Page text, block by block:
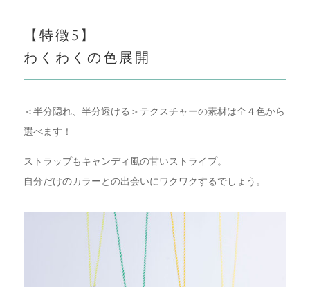
【特徴5】
わくわくの色展開
＜半分隠れ、半分透ける＞テクスチャーの素材は全４色から
選べます！
ストラップもキャンディ風の甘いストライプ。
自分だけのカラーとの出会いにワクワクするでしょう。